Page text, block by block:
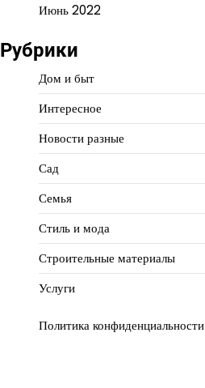
Июнь 2022
Рубрики
Дом и быт
Интересное
Новости разные
Сад
Семья
Стиль и мода
Строительные материалы
Услуги
Политика конфиденциальности